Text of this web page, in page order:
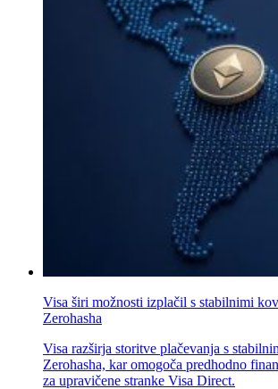
Visa širi možnosti izplačil s stabilnimi
Zerohasha
Visa razširja storitve plačevanja s
Zerohasha, kar omogoča predhodno
za upravičene stranke Visa Direct.